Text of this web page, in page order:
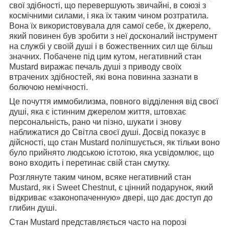
свої здібності, що перевершують звичайні, в союзі з
космічними силами, і яка їх таким чином розтратила.
Вона їх використовувала для самої себе, їх джерело,
який повинен був зробити з неї досконалий інструмент
на службі у своїй душі і в божественних сил ще більш
значних. Побачене під цим кутом, негативний стан
Mustard виражає печаль душі з приводу своїх
втрачених здібностей, які вона повинна зазнати в
болючою немічності.
Це почуття иммобилизма, повного відділення від своєї
душі, яка є істинним джерелом життя, штовхає
персональність, рано чи пізно, шукати і знову
наближатися до Світла своєї душі. Досвід показує в
дійсності, що стан Mustard поліпшується, як тільки воно
було прийнято людською істотою, яка усвідомлює, що
воно входить і перетинає свій стан смутку.
Розглянуте таким чином, всяке негативний стан
Mustard, як і Sweet Chestnut, є цінний подарунок, який
відкриває «законопаченную» двері, що дає доступ до
глибин душі.
Стан Mustard представляється часто на порозі